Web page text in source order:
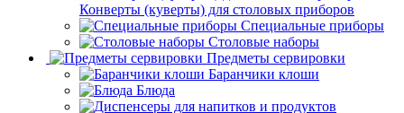
Конверты (куверты) для столовых приборов
Специальные приборы
Столовые наборы
Предметы сервировки
Баранчики клоши
Блюда